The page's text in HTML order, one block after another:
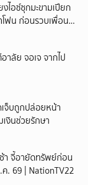
ไอซ์ซุกมะขามเปียก
ฟน ก่อนรวบเพื่อน
บนคาโรงพัก
าลัย จอเจ จากไป
จ็บถูกปล่อยหน้า
งินช่วยรักษา
า จี้อายัดทรัพย์ก่อน
. 69 | NationTV22